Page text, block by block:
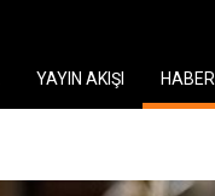
YAYIN AKIŞI HABER